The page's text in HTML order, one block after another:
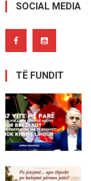
SOCIAL MEDIA
TË FUNDIT